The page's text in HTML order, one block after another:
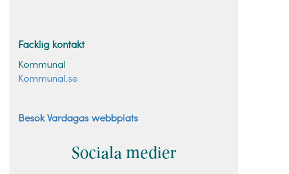
Facklig kontakt
Kommunal
Kommunal.se
Besök Vardagas webbplats
Sociala medier